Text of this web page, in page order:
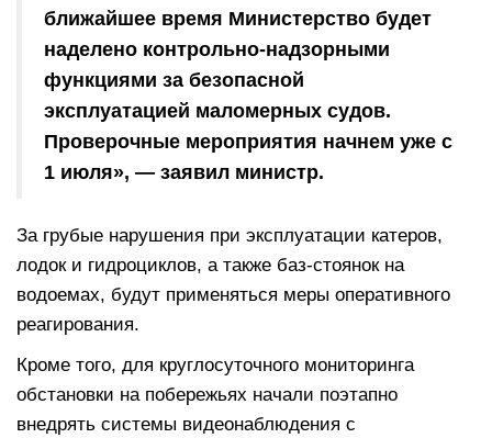
ближайшее время Министерство будет
наделено контрольно-надзорными
функциями за безопасной
эксплуатацией маломерных судов.
Проверочные мероприятия начнем уже с
1 июля», — заявил министр.
За грубые нарушения при эксплуатации катеров,
лодок и гидроциклов, а также баз-стоянок на
водоемах, будут применяться меры оперативного
реагирования.
Кроме того, для круглосуточного мониторинга
обстановки на побережьях начали поэтапно
внедрять системы видеонаблюдения с